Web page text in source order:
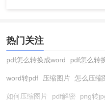
热门关注
pdf怎么转换成word pdf怎么转
word转pdf 压缩图片 怎么压缩
如何压缩图片 pdf解密 png转